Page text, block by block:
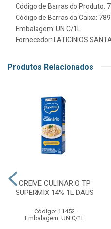
Código de Barras do Produto:
Código de Barras da Caixa:
Embalagem: UN C/1L
Fornecedor:
LATICINIOS
Produtos Relacionados
CREME CULINARIO TP
SUPERMIX 14% 1L DAUS
Código: 11452
Embalagem: UN C/1L